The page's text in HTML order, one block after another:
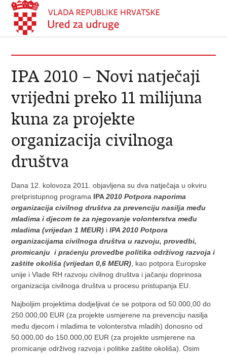
IPA 2010 – Novi natječaji
vrijedni preko 11 milijuna
kuna za projekte
organizacija civilnoga
društva
Dana 12. kolovoza 2011. objavljena su dva natječaja u okviru
pretpristupnog programa IPA2010Potpora naporima
organizacija civilnog društva za prevenciju nasilja među
mladima i djecom te za njegovanje volonterstva među
mladima (vrijedan 1 MEUR) i IPA 2010Potpora
organizacijama civilnoga društvau razvoju,provedbi,
promicanjuipraćenju provedbe politikaodrživograzvojai
zaštiteokoliša (vrijedan 0,6MEUR) , kao potpora Europske
unije i Vlade RH razvoju civilnog društva i jačanju doprinosa
organizacija civilnoga društva u procesu pristupanja EU.
Najboljim projektima dodjeljivat će se potpora od 50.000,00 do
250.000,00 EUR (za projekte usmjerene na prevenciju nasilja
među djecom i mladima te volonterstva mladih) donosno od
50.000,00 do 150.000,00 EUR (za projekte usmjerene na
promicanje održivog razvoja i politike zaštite okoliša). Osim